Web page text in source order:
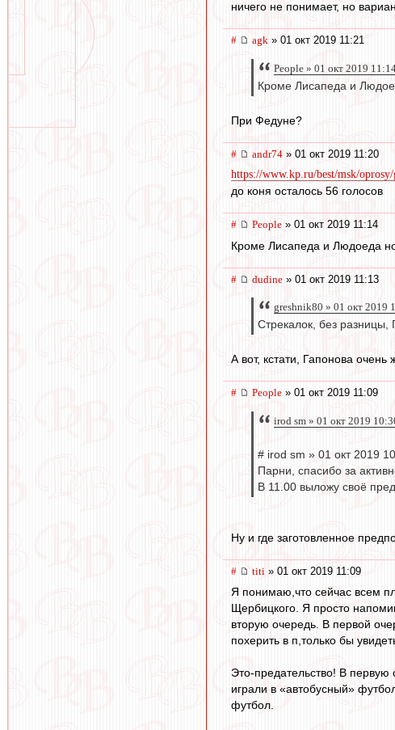
ничего не понимает, но
# agk » 01 окт 2019 11:21
People » 01 окт 2019
Кроме Лисапеда и
При Федуне?
# andr74 » 01 окт 2019 11:20
https://www.kp.ru/best/msk/oprosy/
до коня осталось 56 голосов
# People » 01 окт 2019 11:14
Кроме Лисапеда и Людоеда
# dudine » 01 окт 2019 11:13
greshnik80 » 01 окт 2019
Стрекалок, без разницы,
А вот, кстати, Гапонова
# People » 01 окт 2019 11:09
irod sm » 01 окт 2019
# irod sm » 01 окт 2019
Парни, спасибо за
В 11.00 выложу своё
Ну и где заготовленное
# titi » 01 окт 2019 11:09
Я понимаю,что сейчас всем
Щербицкого. Я просто
вторую очередь. В первой
похерить в п,только бы
Это-предательство! В первую
играли в «автобусный»
футбол.